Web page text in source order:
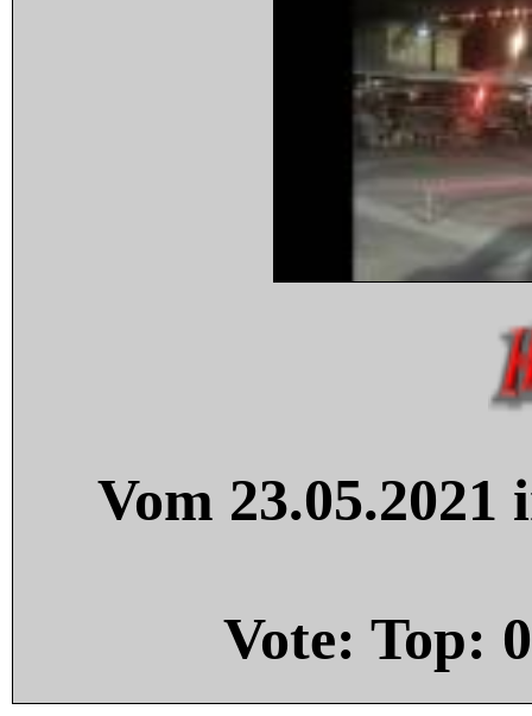
Vom
Vote: Top: 0